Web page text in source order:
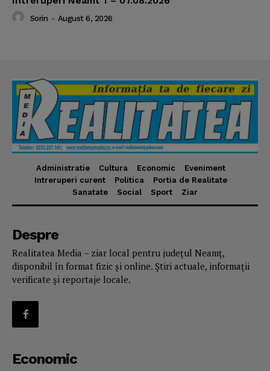
Sorin - August 6, 2026
Administratie Cultura Economic
Eveniment
Intreruperi curent
Politica
Portia de Realitate
Sanatate
Social Sport Ziar
Despre
Realitatea Media – ziar local pentru județul Neamț,
disponibil în format fizic și online. Știri actuale, informații
verificate și reportaje locale.
Economic